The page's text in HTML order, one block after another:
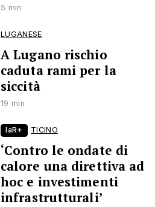
5 min
LUGANESE
A Lugano rischio
caduta rami per la
siccità
19 min
laR+ TICINO
‘Contro le ondate di
calore una direttiva ad
hoc e investimenti
infrastrutturali’